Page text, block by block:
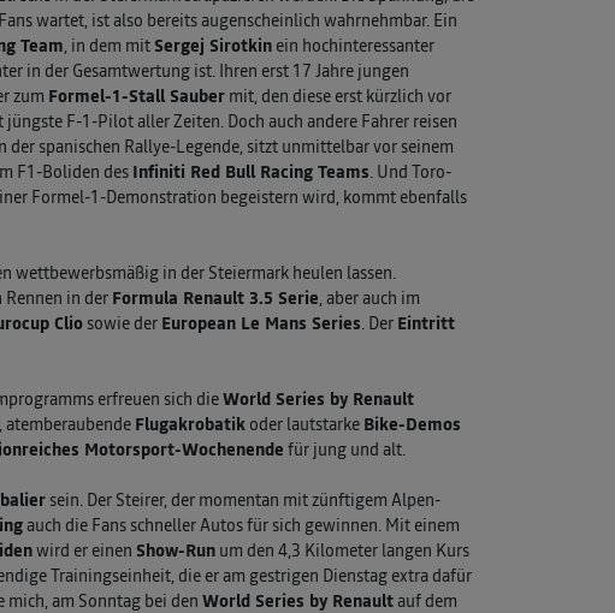
wartet, ist also bereits augenscheinlich wahrnehmbar. Ein
Team, in dem mit Sergej Sirotkin ein hochinteressanter
in der Gesamtwertung ist. Ihren erst 17 Jahre jungen
zum Formel-1-Stall Sauber mit, den diese erst kürzlich vor
jüngste F-1-Pilot aller Zeiten. Doch auch andere Fahrer reisen
der spanischen Rallye-Legende, sitzt unmittelbar vor seinem
F1-Boliden desInfiniti Red Bull Racing Teams. Und Toro-
Formel-1-Demonstration begeistern wird, kommt ebenfalls
wettbewerbsmäßig in der Steiermark heulen lassen.
in der Formula Renault 3.5 Serie, aber auch im
Clio sowie der European Le Mans Series. Der Eintritt
erfreuen sich dieWorld Series by Renault
, atemberaubende Flugakrobatik oder lautstarke Bike-Demos
Motorsport-Wochenendefür jung und alt.
sein. Der Steirer, der momentan mit zünftigem Alpen-
auch die Fans schneller Autos für sich gewinnen. Mit einem
wird er einen Show-Run um den 4,3 Kilometer langen Kurs
Trainingseinheit, die er am gestrigen Dienstag extra dafür
am Sonntag bei den World Series by Renault auf dem